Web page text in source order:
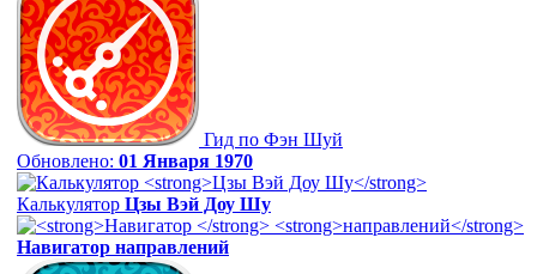
Гид по Фэн Шуй
Обновлено: 01 Января 1970
Калькулятор Цзы Вэй Доу Шу
Навигатор направлений